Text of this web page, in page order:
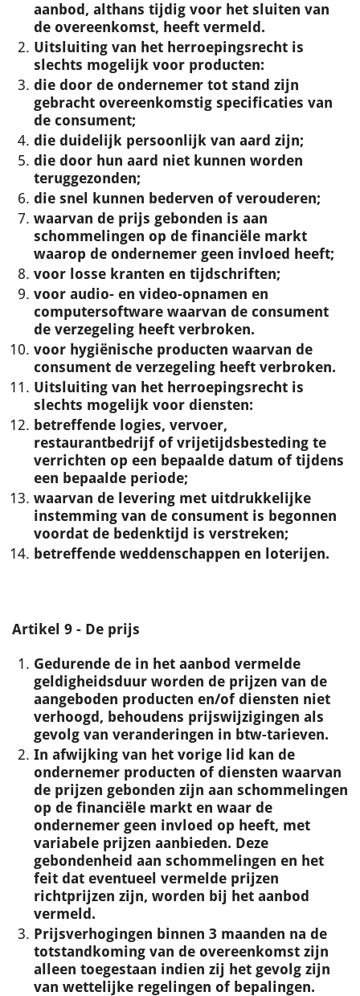
aanbod, althans tijdig voor het sluiten van
de overeenkomst, heeft vermeld.
Uitsluiting van het herroepingsrecht is
slechts mogelijk voor producten:
die door de ondernemer tot stand zijn
gebracht overeenkomstig specificaties van
de consument;
die duidelijk persoonlijk van aard zijn;
die door hun aard niet kunnen worden
teruggezonden;
die snel kunnen bederven of verouderen;
waarvan de prijs gebonden is aan
schommelingen op de financiële markt
waarop de ondernemer geen invloed heeft;
voor losse kranten en tijdschriften;
voor audio- en video-opnamen en
computersoftware waarvan de consument
de verzegeling heeft verbroken.
voor hygiënische producten waarvan de
consument de verzegeling heeft verbroken.
Uitsluiting van het herroepingsrecht is
slechts mogelijk voor diensten:
betreffende logies, vervoer,
restaurantbedrijf of vrijetijdsbesteding te
verrichten op een bepaalde datum of tijdens
een bepaalde periode;
waarvan de levering met uitdrukkelijke
instemming van de consument is begonnen
voordat de bedenktijd is verstreken;
betreffende weddenschappen en loterijen.
Artikel 9 - De prijs
Gedurende de in het aanbod vermelde
geldigheidsduur worden de prijzen van de
aangeboden producten en/of diensten niet
verhoogd, behoudens prijswijzigingen als
gevolg van veranderingen in btw-tarieven.
In afwijking van het vorige lid kan de
ondernemer producten of diensten waarvan
de prijzen gebonden zijn aan schommelingen
op de financiële markt en waar de
ondernemer geen invloed op heeft, met
variabele prijzen aanbieden. Deze
gebondenheid aan schommelingen en het
feit dat eventueel vermelde prijzen
richtprijzen zijn, worden bij het aanbod
vermeld.
Prijsverhogingen binnen 3 maanden na de
totstandkoming van de overeenkomst zijn
alleen toegestaan indien zij het gevolg zijn
van wettelijke regelingen of bepalingen.